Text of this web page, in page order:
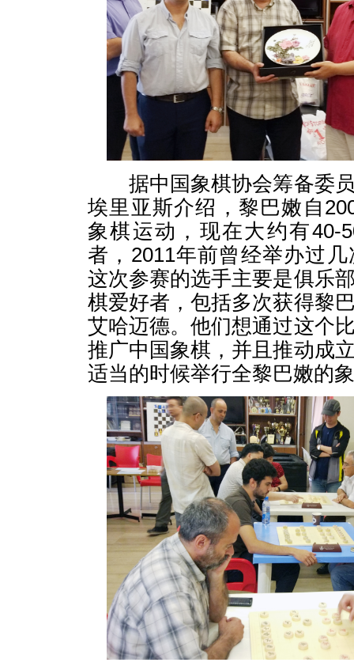
据中国象棋协会筹备委员
埃里亚斯介绍，黎巴嫩自
象棋运动，现在大约有40-
者，2011年前曾经举办过
这次参赛的选手主要是俱乐
棋爱好者，包括多次获得黎
艾哈迈德。他们想通过这个
推广中国象棋，并且推动成
适当的时候举行全黎巴嫩的